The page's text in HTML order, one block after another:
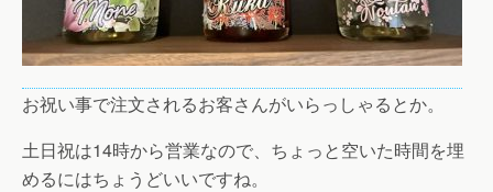
お祝い事で注文されるお客さんがいらっしゃるとか。
土日祝は14時から営業なので、ちょっと空いた時間を埋
めるにはちょうどいいですね。